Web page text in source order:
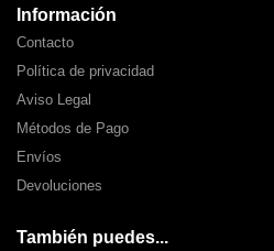
Información
Contacto
Política de privacidad
Aviso Legal
Métodos de Pago
Envíos
Devoluciones
También puedes...